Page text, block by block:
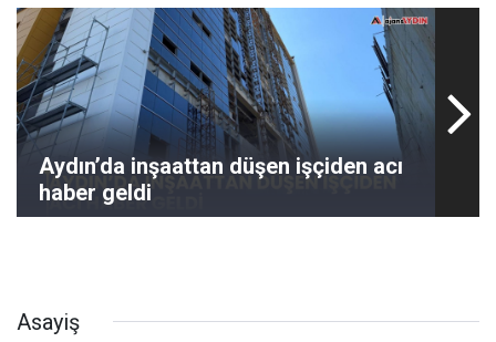
Aydın’da inşaattan düşen işçiden acı
haber geldi
Asayiş